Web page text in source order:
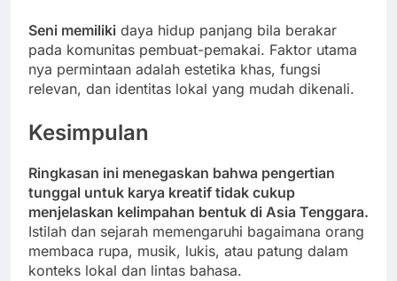
Seni memiliki daya hidup panjang bila berakar
pada komunitas pembuat-pemakai. Faktor utama
nya permintaan adalah estetika khas, fungsi
relevan, dan identitas lokal yang mudah dikenali.
Kesimpulan
Ringkasan ini menegaskan bahwa pengertian
tunggal untuk karya kreatif tidak cukup
menjelaskan kelimpahan bentuk di Asia Tenggara.
Istilah dan sejarah memengaruhi bagaimana orang
membaca rupa, musik, lukis, atau patung dalam
konteks lokal dan lintas bahasa.